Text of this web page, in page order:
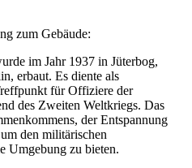
zum Gebäude:
im Jahr 1937 in Jüterbog,
erbaut. Es diente als
für Offiziere der
des Zweiten Weltkriegs. Das
der Entspannung
den militärischen
Umgebung zu bieten.